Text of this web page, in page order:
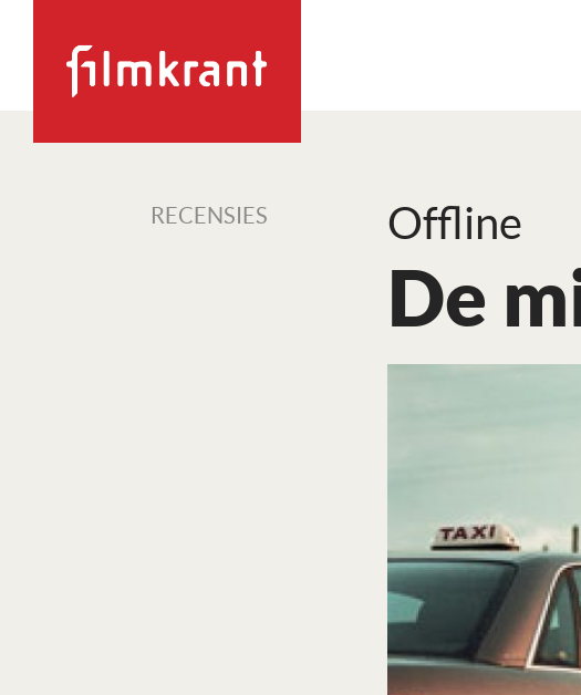
RECENSIES Offline
De